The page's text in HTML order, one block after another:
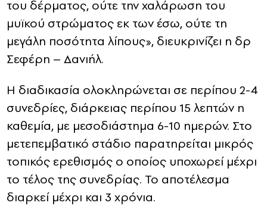
του δέρματος, ούτε την χαλάρωση του
μυϊκού στρώματος εκ των έσω, ούτε τη
μεγάλη ποσότητα λίπους», διευκρινίζει η δρ
Σεφέρη – Δανιήλ.
Η διαδικασία ολοκληρώνεται σε περίπου 2-4
συνεδρίες, διάρκειας περίπου 15 λεπτών η
καθεμία, με μεσοδιάστημα 6-10 ημερών. Στο
μετεπεμβατικό στάδιο παρατηρείται μικρός
τοπικός ερεθισμός ο οποίος υποχωρεί μέχρι
το τέλος της συνεδρίας. Το αποτέλεσμα
διαρκεί μέχρι και 3 χρόνια.